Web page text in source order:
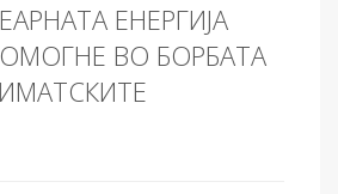
ЕНЕРГИЈА
ВО БОРБАТА